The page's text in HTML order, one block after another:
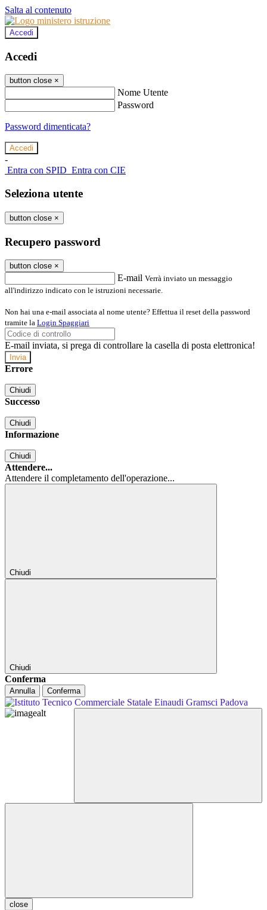
Salta al contenuto
Accedi
Accedi
button close ×
Nome Utente
Password
Password dimenticata?
-
Entra con SPID Entra con CIE
Seleziona utente
button close ×
Recupero password
button close ×
E-mail Verrà inviato un messaggio
all'indirizzo indicato con le istruzioni necessarie.
Non hai una e-mail associata al nome utente? Effettua il reset della password
tramite la Login Spaggiari
E-mail inviata, si prega di controllare la casella di posta elettronica!
Errore
Chiudi
Successo
Chiudi
Informazione
Chiudi
Attendere...
Attendere il completamento dell'operazione...
Chiudi
Chiudi
Conferma
Annulla Conferma
close